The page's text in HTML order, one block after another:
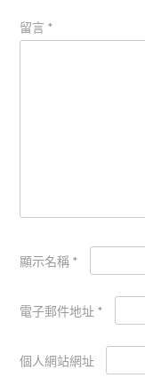
留言 *
顯示名稱 *
電子郵件地址 *
個人網站網址